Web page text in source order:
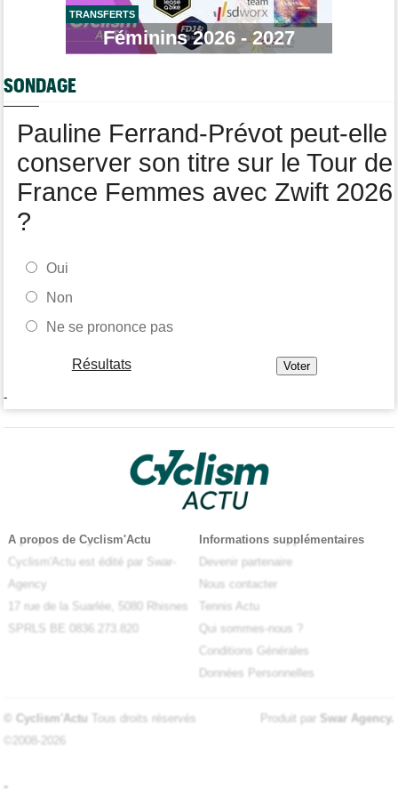
Route
Isaac Del Toro prolonge avec la formation UAE Team Emirates-
XRG
Tour de Pologne
TRANSFERTS
Féminins 2026 - 2027
SONDAGE
Pauline Ferrand-Prévot peut-elle
conserver son titre sur le Tour de
France Femmes avec Zwift 2026
?
Oui
Non
Ne se prononce pas
Résultats
-
A propos de Cyclism'Actu
Cyclism'Actu est édité par Swar-
Agency
17 rue de la Suarlée, 5080 Rhisnes
SPRLS BE 0836.273.820
Informations supplémentaires
Devenir partenaire
Nous contacter
Tennis Actu
Qui sommes-nous ?
Conditions Générales
Données Personnelles
© Cyclism'Actu Tous droits réservés
©2008-2026
Produit par Swar Agency.
-